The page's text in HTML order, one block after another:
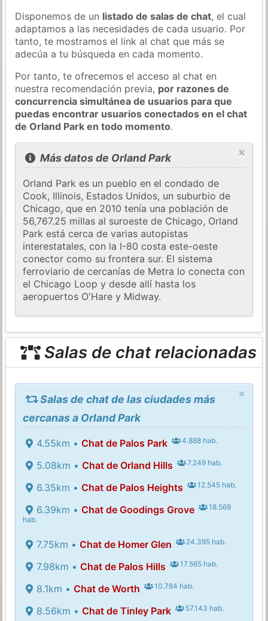
Disponemos de un listado de salas de chat, el cual
adaptamos a las necesidades de cada usuario. Por
tanto, te mostramos el link al chat que más se
adecúa a tu búsqueda en cada momento.
Por tanto, te ofrecemos el acceso al chat en
nuestra recomendación previa, por razones de
concurrencia simultánea de usuarios para que
puedas encontrar usuarios conectados en el chat
de Orland Park en todo momento.
×
Más datos de Orland Park
Orland Park es un pueblo en el condado de
Cook, Illinois, Estados Unidos, un suburbio de
Chicago, que en 2010 tenía una población de
56,767.25 millas al suroeste de Chicago, Orland
Park está cerca de varias autopistas
interestatales, con la I-80 costa este-oeste
conector como su frontera sur. El sistema
ferroviario de cercanías de Metra lo conecta con
el Chicago Loop y desde allí hasta los
aeropuertos O'Hare y Midway.
Salas de chat relacionadas
×
Salas de chat de las ciudades más
cercanas a Orland Park
4.55km • Chat de Palos Park 4.888 hab.
5.08km • Chat de Orland Hills 7.249 hab.
6.35km • Chat de Palos Heights 12.545 hab.
6.39km • Chat de Goodings Grove
18.569
hab.
7.75km • Chat de Homer Glen 24.395 hab.
7.98km • Chat de Palos Hills 17.565 hab.
8.1km • Chat de Worth 10.784 hab.
8.56km • Chat de Tinley Park 57.143 hab.